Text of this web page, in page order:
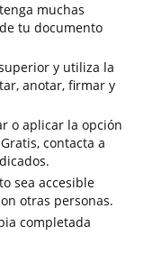
muchas
tu documento
y utiliza la
anotar, firmar y
o aplicar la opción
contacta a
sea accesible
otras personas.
completada